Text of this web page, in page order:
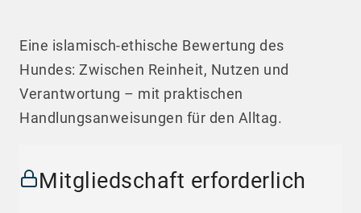
Eine islamisch-ethische Bewertung des
Hundes: Zwischen Reinheit, Nutzen und
Verantwortung – mit praktischen
Handlungsanweisungen für den Alltag.
Mitgliedschaft erforderlich